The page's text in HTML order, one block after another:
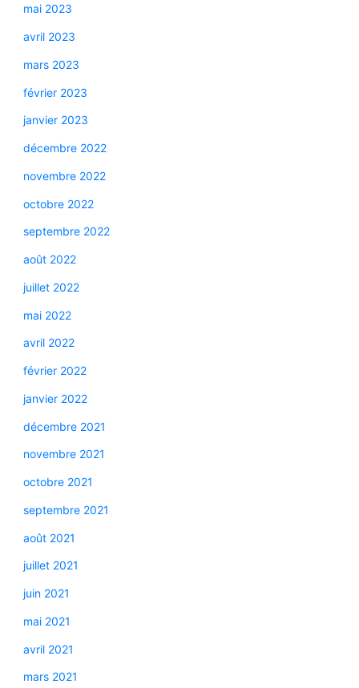
mai 2023
avril 2023
mars 2023
février 2023
janvier 2023
décembre 2022
novembre 2022
octobre 2022
septembre 2022
août 2022
juillet 2022
mai 2022
avril 2022
février 2022
janvier 2022
décembre 2021
novembre 2021
octobre 2021
septembre 2021
août 2021
juillet 2021
juin 2021
mai 2021
avril 2021
mars 2021